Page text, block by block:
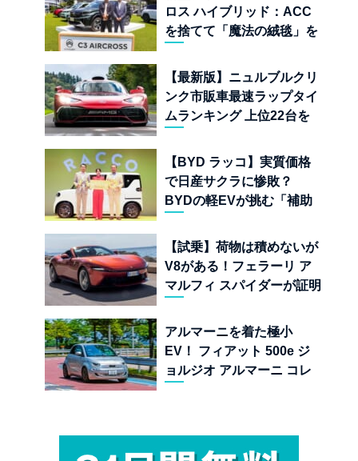
ロス ハイブリッド：ACC
を捨てて「魔法の絨毯」を
児
【最新版】ニュルブルクリ
ンク市販車最速ラップタイ
ムランキング 上位22台を
【BYD ラッコ】実質価格
で日産サクラに惨敗？
BYDの軽EVが挑む「補助
界
【試乗】荷物は積めないが
V8がある！フェラーリ ア
マルフィ スパイダーが証明
ーの至福
アルマーニを着た極小
EV！ フィアット 500e ジ
ョルジオ アルマーニ コレ